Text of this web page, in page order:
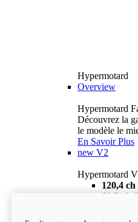
Hypermotard
Overview
Hypermotard
Découvrez la
le modèle le
En Savoir Plus
new V2
Hypermotard
120,4 ch
69 lb-ft
18 895 $